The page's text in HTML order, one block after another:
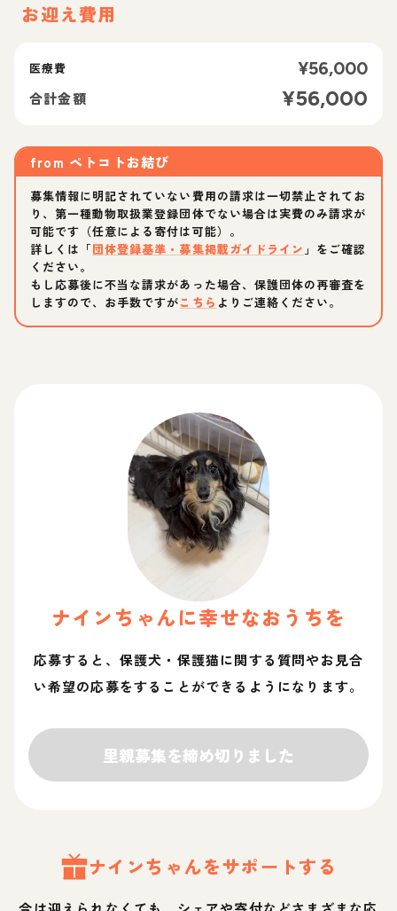
お迎え費用
医療費 ¥56,000
合計金額 ¥56,000
from ペトコトお結び
募集情報に明記されていない費用の請求は一切禁止されてお
り、第一種動物取扱業登録団体でない場合は実費のみ請求が
可能です（任意による寄付は可能）。
詳しくは「団体登録基準・募集掲載ガイドライン 」をご確認
ください。
もし応募後に不当な請求があった場合、保護団体の再審査を
しますので、お手数ですがこちら よりご連絡ください。
ナインちゃんに幸せなおうちを
応募すると、保護犬・保護猫に関する質問やお見合
い希望の応募をすることができるようになります。
里親募集を締め切りました
ナインちゃんをサポートする